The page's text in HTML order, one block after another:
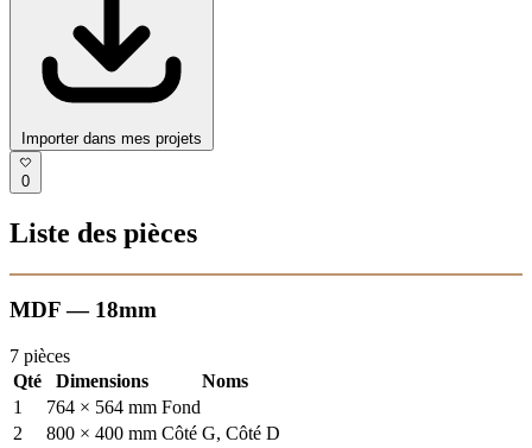
Importer dans mes projets
0
Liste des pièces
MDF — 18mm
7 pièces
Qté
Dimensions
Noms
1
764 × 564 mm Fond
2
800 × 400 mm Côté G, Côté D